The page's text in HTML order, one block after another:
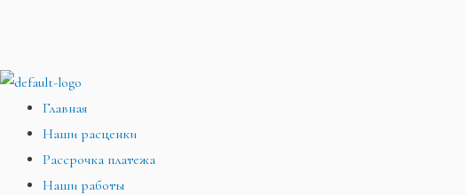
Главная
Наши расценки
Рассрочка платежа
Наши работы